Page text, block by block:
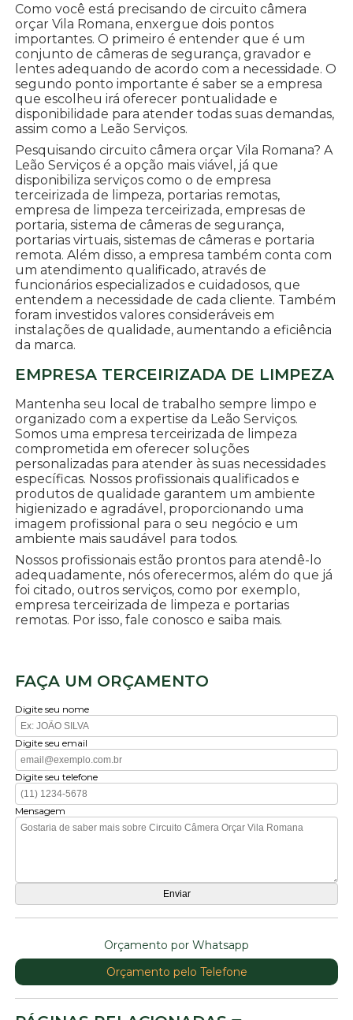
Como você está precisando de circuito câmera
orçar Vila Romana, enxergue dois pontos
importantes. O primeiro é entender que é um
conjunto de câmeras de segurança, gravador e
lentes adequando de acordo com a necessidade. O
segundo ponto importante é saber se a empresa
que escolheu irá oferecer pontualidade e
disponibilidade para atender todas suas demandas,
assim como a Leão Serviços.
Pesquisando circuito câmera orçar Vila Romana? A
Leão Serviços é a opção mais viável, já que
disponibiliza serviços como o de empresa
terceirizada de limpeza, portarias remotas,
empresa de limpeza terceirizada, empresas de
portaria, sistema de câmeras de segurança,
portarias virtuais, sistemas de câmeras e portaria
remota. Além disso, a empresa também conta com
um atendimento qualificado, através de
funcionários especializados e cuidadosos, que
entendem a necessidade de cada cliente. Também
foram investidos valores consideráveis em
instalações de qualidade, aumentando a eficiência
da marca.
EMPRESA TERCEIRIZADA DE LIMPEZA
Mantenha seu local de trabalho sempre limpo e
organizado com a expertise da Leão Serviços.
Somos uma empresa terceirizada de limpeza
comprometida em oferecer soluções
personalizadas para atender às suas necessidades
específicas. Nossos profissionais qualificados e
produtos de qualidade garantem um ambiente
higienizado e agradável, proporcionando uma
imagem profissional para o seu negócio e um
ambiente mais saudável para todos.
Nossos profissionais estão prontos para atendê-lo
adequadamente, nós oferecermos, além do que já
foi citado, outros serviços, como por exemplo,
empresa terceirizada de limpeza e portarias
remotas. Por isso, fale conosco e saiba mais.
FAÇA UM ORÇAMENTO
Digite seu nome
Digite seu email
Digite seu telefone
Mensagem
Orçamento por Whatsapp
Orçamento pelo Telefone